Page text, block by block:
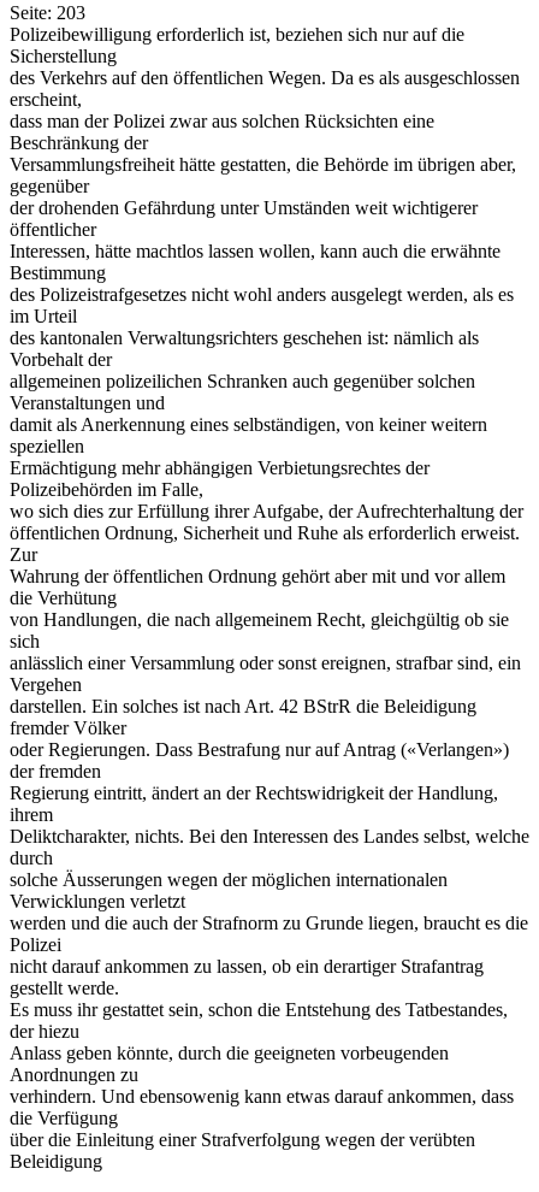
Seite: 203
Polizeibewilligung erforderlich ist, beziehen sich nur auf die
Sicherstellung
des Verkehrs auf den öffentlichen Wegen. Da es als ausgeschlossen
erscheint,
dass man der Polizei zwar aus solchen Rücksichten eine
Beschränkung der
Versammlungsfreiheit hätte gestatten, die Behörde im übrigen aber,
gegenüber
der drohenden Gefährdung unter Umständen weit wichtigerer
öffentlicher
Interessen, hätte machtlos lassen wollen, kann auch die erwähnte
Bestimmung
des Polizeistrafgesetzes nicht wohl anders ausgelegt werden, als es
im Urteil
des kantonalen Verwaltungsrichters geschehen ist: nämlich als
Vorbehalt der
allgemeinen polizeilichen Schranken auch gegenüber solchen
Veranstaltungen und
damit als Anerkennung eines selbständigen, von keiner weitern
speziellen
Ermächtigung mehr abhängigen Verbietungsrechtes der
Polizeibehörden im Falle,
wo sich dies zur Erfüllung ihrer Aufgabe, der Aufrechterhaltung der
öffentlichen Ordnung, Sicherheit und Ruhe als erforderlich erweist.
Zur
Wahrung der öffentlichen Ordnung gehört aber mit und vor allem
die Verhütung
von Handlungen, die nach allgemeinem Recht, gleichgültig ob sie
sich
anlässlich einer Versammlung oder sonst ereignen, strafbar sind, ein
Vergehen
darstellen. Ein solches ist nach Art. 42 BStrR die Beleidigung
fremder Völker
oder Regierungen. Dass Bestrafung nur auf Antrag («Verlangen»)
der fremden
Regierung eintritt, ändert an der Rechtswidrigkeit der Handlung,
ihrem
Deliktcharakter, nichts. Bei den Interessen des Landes selbst, welche
durch
solche Äusserungen wegen der möglichen internationalen
Verwicklungen verletzt
werden und die auch der Strafnorm zu Grunde liegen, braucht es die
Polizei
nicht darauf ankommen zu lassen, ob ein derartiger Strafantrag
gestellt werde.
Es muss ihr gestattet sein, schon die Entstehung des Tatbestandes,
der hiezu
Anlass geben könnte, durch die geeigneten vorbeugenden
Anordnungen zu
verhindern. Und ebensowenig kann etwas darauf ankommen, dass
die Verfügung
über die Einleitung einer Strafverfolgung wegen der verübten
Beleidigung